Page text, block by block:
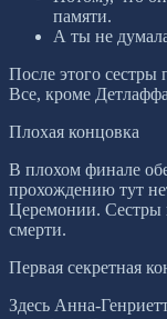
памяти.
А ты не
После этого сестры
Все, кроме
Плохая концовка
В плохом финале
прохождению тут
Церемонии. Сестры
смерти.
Первая секретная
Здесь Анна-